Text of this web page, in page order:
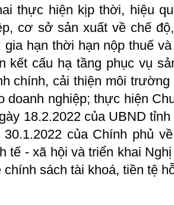
thực hiện kịp thời, hiệu
cơ sở sản xuất về chế
hạn thời hạn nộp thuế
kết cấu hạ tầng phục vụ
chính, cải thiện môi
doanh nghiệp; thực hiện
18.2.2022 của UBND
30.1.2022 của Chính phủ
tế - xã hội và triển khai
chính sách tài khoá, tiền tệ